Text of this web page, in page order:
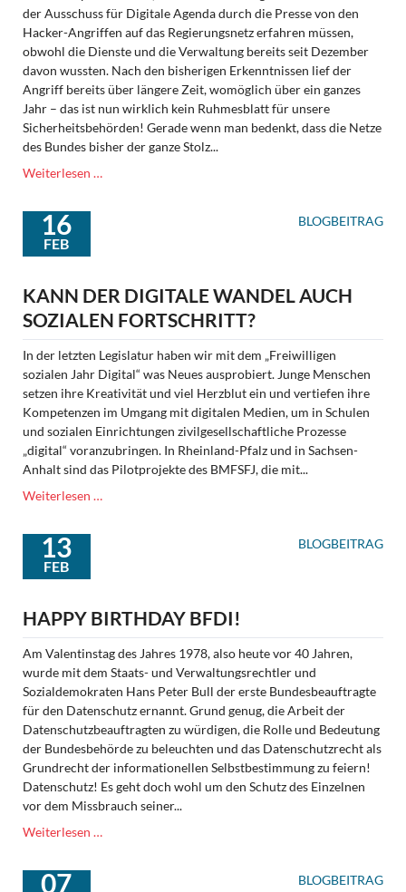
der Ausschuss für Digitale Agenda durch die Presse von den
Hacker-Angriffen auf das Regierungsnetz erfahren müssen,
obwohl die Dienste und die Verwaltung bereits seit Dezember
davon wussten. Nach den bisherigen Erkenntnissen lief der
Angriff bereits über längere Zeit, womöglich über ein ganzes
Jahr – das ist nun wirklich kein Ruhmesblatt für unsere
Sicherheitsbehörden! Gerade wenn man bedenkt, dass die Netze
des Bundes bisher der ganze Stolz...
Weiterlesen …
Bundes
ist
kein
Ruhmesblatt
für
unsere
Sicherheitsbehörden
BLOGBEITRAG
16
FEB
KANN DER DIGITALE WANDEL AUCH
SOZIALEN FORTSCHRITT?
In der letzten Legislatur haben wir mit dem „Freiwilligen
sozialen Jahr Digital“ was Neues ausprobiert. Junge Menschen
setzen ihre Kreativität und viel Herzblut ein und vertiefen ihre
Kompetenzen im Umgang mit digitalen Medien, um in Schulen
und sozialen Einrichtungen zivilgesellschaftliche Prozesse
„digital“ voranzubringen. In Rheinland-Pfalz und in Sachsen-
Anhalt sind das Pilotprojekte des BMFSFJ, die mit...
Weiterlesen …
Fortschritt?
BLOGBEITRAG
13
FEB
HAPPY BIRTHDAY BFDI!
Am Valentinstag des Jahres 1978, also heute vor 40 Jahren,
wurde mit dem Staats- und Verwaltungsrechtler und
Sozialdemokraten Hans Peter Bull der erste Bundesbeauftragte
für den Datenschutz ernannt. Grund genug, die Arbeit der
Datenschutzbeauftragten zu würdigen, die Rolle und Bedeutung
der Bundesbehörde zu beleuchten und das Datenschutzrecht als
Grundrecht der informationellen Selbstbestimmung zu feiern!
Datenschutz! Es geht doch wohl um den Schutz des Einzelnen
vor dem Missbrauch seiner...
Weiterlesen …
BLOGBEITRAG
07